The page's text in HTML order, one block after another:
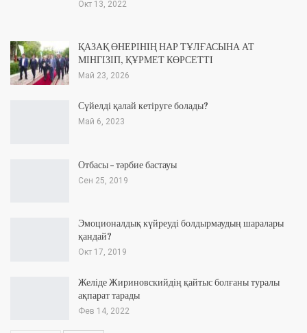
Окт 13, 2022
ҚАЗАҚ ӨНЕРІНІҢ НАР ТҰЛҒАСЫНА АТ
МІНГІЗІП, ҚҰРМЕТ КӨРСЕТТІ
Май 23, 2026
Сүйелді қалай кетіруге болады?
Май 6, 2023
Отбасы – тәрбие бастауы
Сен 25, 2019
Эмоционалдық күйреуді болдырмаудың шаралары
қандай?
Окт 17, 2019
Желіде Жириновскийдің қайтыс болғаны туралы
ақпарат тарады
Фев 14, 2022